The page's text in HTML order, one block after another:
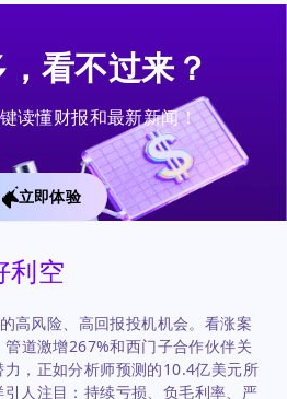
看不过来？
读懂财报和最新新闻！
立即体验
利空
高风险、高回报投机机会。看涨案
道激增267%和西门子合作伙伴关
，正如分析师预测的10.4亿美元所
人注目：持续亏损、负毛利率、严